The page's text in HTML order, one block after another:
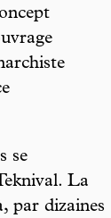
se
La
par dizaines